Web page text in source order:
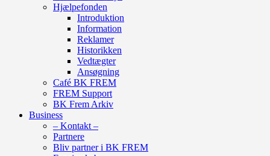
Hjælpefonden
Introduktion
Information
Reklamer
Historikken
Vedtægter
Ansøgning
Café BK FREM
FREM Support
BK Frem Arkiv
Business
– Kontakt –
Partnere
Bliv partner i BK FREM